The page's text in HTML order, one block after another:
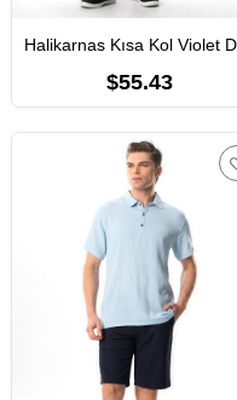
$55.43